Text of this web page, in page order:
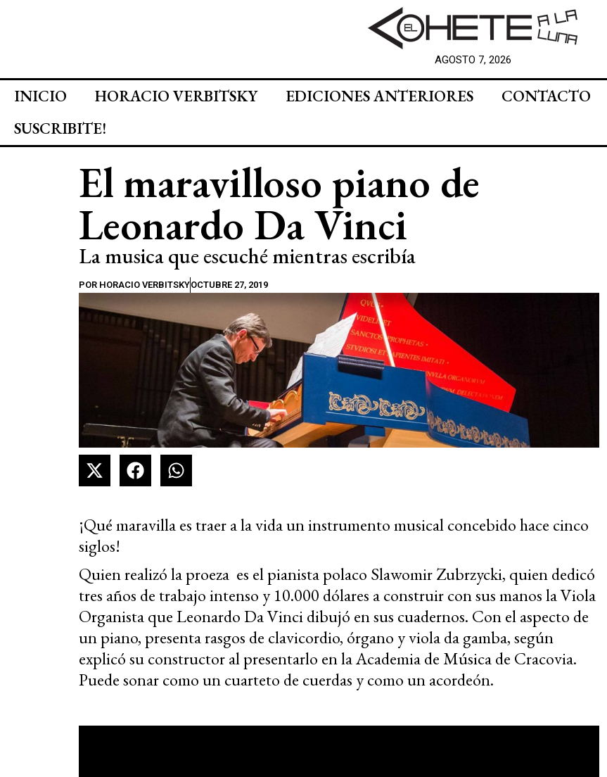
AGOSTO 7, 2026
INICIO HORACIO VERBITSKY EDICIONES ANTERIORES
CONTACTO
SUSCRIBITE!
El maravilloso piano de
Leonardo Da Vinci
La musica que escuché mientras escribía
POR HORACIO VERBITSKYOCTUBRE 27, 2019
¡Qué maravilla es traer a la vida un instrumento musical concebido hace cinco
siglos!
Quien realizó la proeza es el pianista polaco Slawomir Zubrzycki, quien dedicó
tres años de trabajo intenso y 10.000 dólares a construir con sus manos la Viola
Organista que Leonardo Da Vinci dibujó en sus cuadernos. Con el aspecto de
un piano, presenta rasgos de clavicordio, órgano y viola da gamba, según
explicó su constructor al presentarlo en la Academia de Música de Cracovia.
Puede sonar como un cuarteto de cuerdas y como un acordeón.